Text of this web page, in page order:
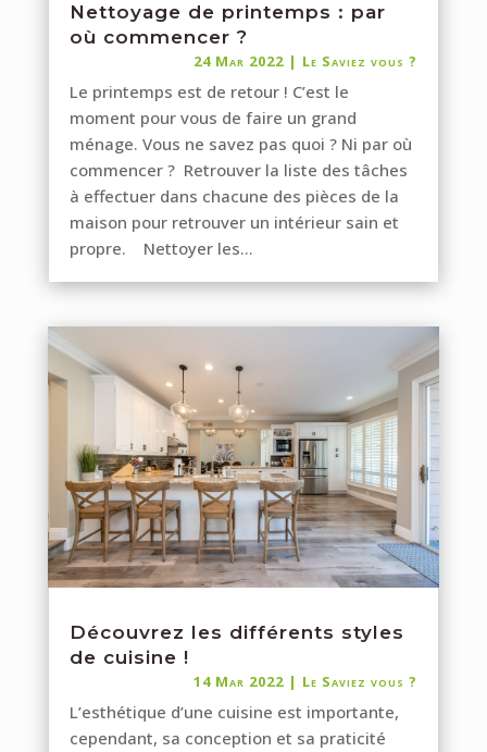
Nettoyage de printemps : par
où commencer ?
24 Mar 2022 | Le Saviez vous ?
Le printemps est de retour ! C’est le
moment pour vous de faire un grand
ménage. Vous ne savez pas quoi ? Ni par où
commencer ? Retrouver la liste des tâches
à effectuer dans chacune des pièces de la
maison pour retrouver un intérieur sain et
propre. Nettoyer les...
Découvrez les différents styles
de cuisine !
14 Mar 2022 | Le Saviez vous ?
L’esthétique d’une cuisine est importante,
cependant, sa conception et sa praticité